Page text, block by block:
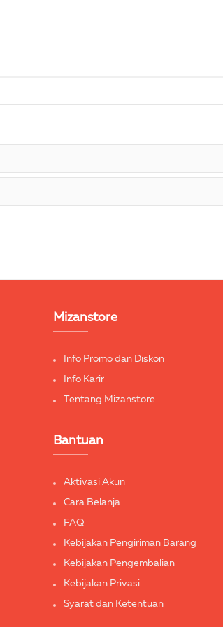
Mizanstore
Info Promo dan Diskon
Info Karir
Tentang Mizanstore
Bantuan
Aktivasi Akun
Cara Belanja
FAQ
Kebijakan Pengiriman Barang
Kebijakan Pengembalian
Kebijakan Privasi
Syarat dan Ketentuan